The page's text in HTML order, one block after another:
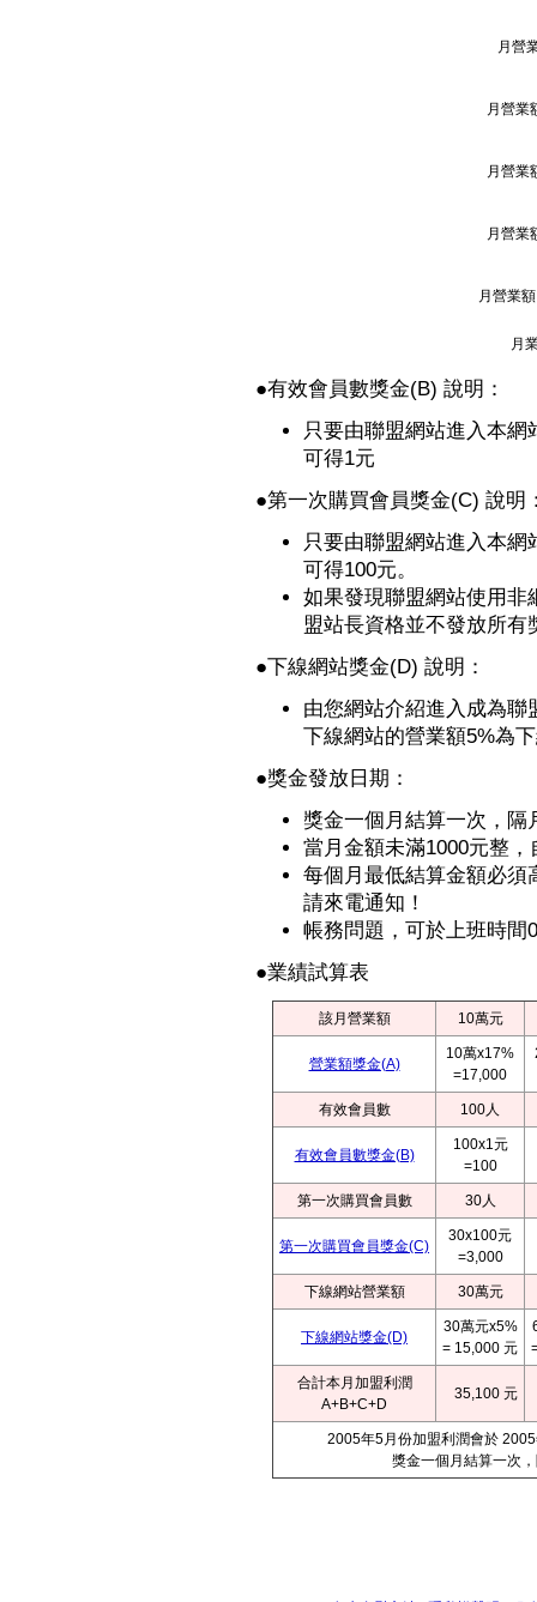
月營
月營業
月營業
月營業
月營業
月
●有效會員數獎金(B) 說明：
只要由聯盟網站進入本
可得1元
●第一次購買會員獎金(C) 說明
只要由聯盟網站進入本
可得100元。
如果發現聯盟網站使用非
盟站長資格並不發放所有
●下線網站獎金(D) 說明：
由您網站介紹進入成為
下線網站的營業額5%為
●獎金發放日期：
獎金一個月結算一次，隔
當月金額未滿1000元整
每個月最低結算金額必須
請來電通知！
帳務問題，可於上班時間
●業績試算表
該月營業額 10萬元
營業額獎金(A)
10萬x17%
=17,000
有效會員數 100人
有效會員數獎金(B)
100x1元
=100
第一次購買會員數 30人
第一次購買會員獎金(C)
30x100元
=3,000
下線網站營業額 30萬元
下線網站獎金(D)
30萬元x5%
= 15,000 元
合計本月加盟利潤
A+B+C+D
35,100 元
2005年5月份加盟利潤會於
獎金一個月結算一次